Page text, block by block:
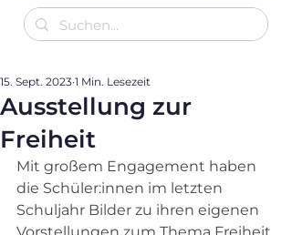
Ausstellung zur
Freiheit
15. Sept. 2023 1 Min. Lesezeit
Mit großem Engagement haben
die Schüler:innen im letzten
Schuljahr Bilder zu ihren eigenen